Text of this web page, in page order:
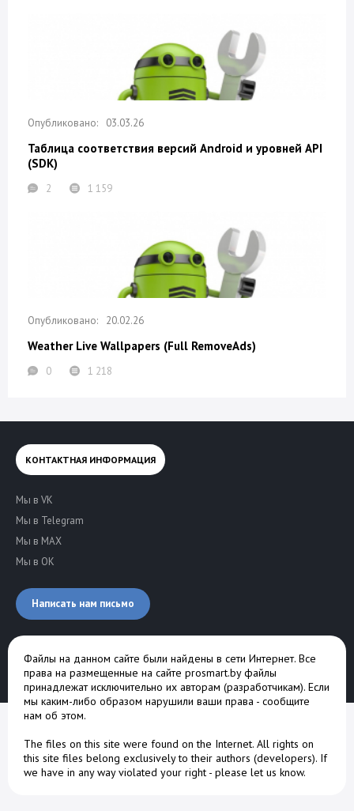
03.03.26
Таблица соответствия версий Android и уровней API
(SDK)
2 1 159
20.02.26
Weather Live Wallpapers (Full RemoveAds)
0 1 218
КОНТАКТНАЯ ИНФОРМАЦИЯ
Мы в VK
Мы в Telegram
Мы в MAX
Мы в OK
Написать нам письмо
Файлы на данном сайте были найдены в сети Интернет. Все
права на размещенные на сайте prosmart.by файлы
принадлежат исключительно их авторам (разработчикам). Если
мы каким-либо образом нарушили ваши права - сообщите
нам об этом.
The files on this site were found on the Internet. All rights on
this site files belong exclusively to their authors (developers). If
we have in any way violated your right - please let us know.